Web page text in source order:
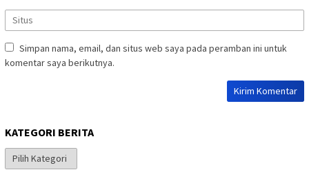
Simpan nama, email, dan situs web saya pada peramban ini untuk
komentar saya berikutnya.
KATEGORI BERITA
Kategori
Berita